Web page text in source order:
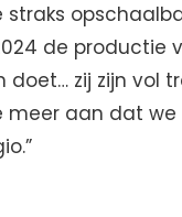
de productie
zij zijn vol
meer aan dat